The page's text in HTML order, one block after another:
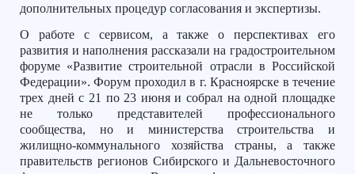
дополнительных процедур согласования и экспертизы.
О работе с сервисом, а также о перспективах его
развития и наполнения рассказали на градостроительном
форуме «Развитие строительной отрасли в Российской
Федерации». Форум проходил в г. Красноярске в течение
трех дней с 21 по 23 июня и собрал на одной площадке
не только представителей профессионального
сообщества, но и министерства строительства и
жилищно-коммунального хозяйства страны, а также
правительств регионов Сибирского и Дальневосточного